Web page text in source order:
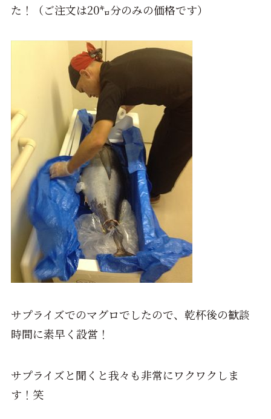
た！（ご注文は20㌔分のみの価格です）
サプライズでのマグロでしたので、乾杯後の歓談
時間に素早く設営！
サプライズと聞くと我々も非常にワクワクしま
す！笑